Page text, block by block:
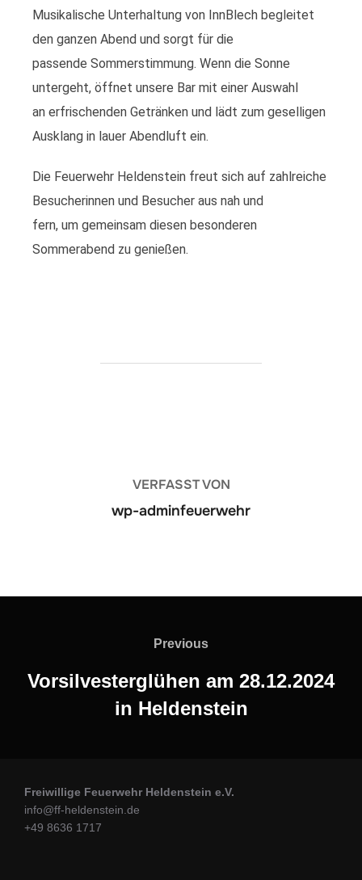
Musikalische Unterhaltung von InnBlech begleitet
den ganzen Abend und sorgt für die
passende Sommerstimmung. Wenn die Sonne
untergeht, öffnet unsere Bar mit einer Auswahl
an erfrischenden Getränken und lädt zum geselligen
Ausklang in lauer Abendluft ein.
Die Feuerwehr Heldenstein freut sich auf zahlreiche
Besucherinnen und Besucher aus nah und
fern, um gemeinsam diesen besonderen
Sommerabend zu genießen.
VERFASST VON
wp-adminfeuerwehr
Previous
Vorsilvesterglühen am 28.12.2024
in Heldenstein
Freiwillige Feuerwehr Heldenstein e.V.
info@ff-heldenstein.de
+49 8636 1717